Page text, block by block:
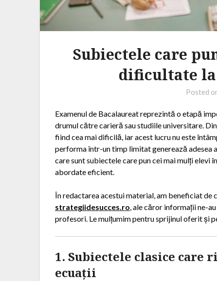
Subiectele care
dificultate la
Posted
Examenul de Bacalaureat reprezintă o etapă
drumul către carieră sau studiile universitare.
fiind cea mai dificilă, iar acest lucru nu este
performa într-un timp limitat generează adesea
care sunt subiectele care pun cei mai mulți
abordate eficient.
În redactarea acestui material, am beneficiat
strategiidesucces.ro , ale căror informații ne-
profesori. Le mulțumim pentru sprijinul oferit și
1. Subiectele clasice
ecuații